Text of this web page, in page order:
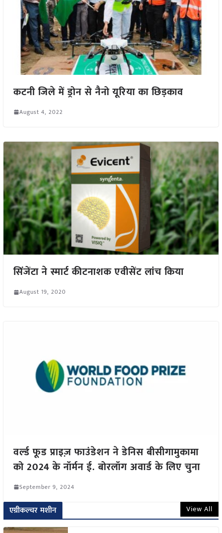
कटनी जिले में ड्रोन से नैनो यूरिया का छिड़काव
August 4, 2022
सिंजेंटा ने स्मार्ट कीटनाशक एवीसेंट लांच किया
August 19, 2020
वर्ल्ड फूड प्राइज़ फाउंडेशन ने डेनिस बीसीगामुकामा
को 2024 के नॉर्मन ई. बोरलॉग अवार्ड के लिए चुना
September 9, 2024
एग्रीकल्चर मशीन View All